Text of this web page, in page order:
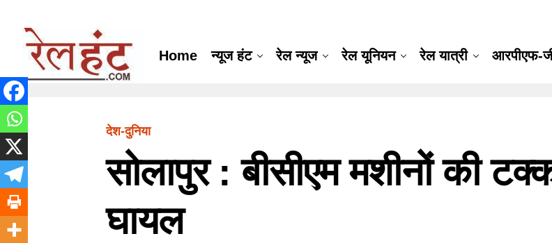
Home न्यूज हंट रेल न्यूज रेल यूनियन रेल यात्री आरपीएफ-
देश-दुनिया
सोलापुर : बीसीएम मशीनों की
घायल